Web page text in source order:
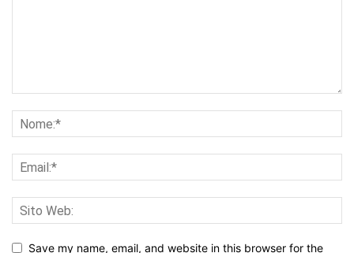
Save my name, email, and website in this browser for the